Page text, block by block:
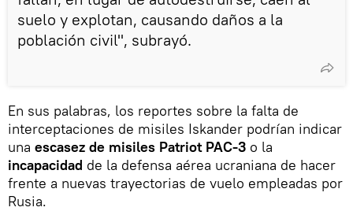
suelo y explotan, causando daños a la
población civil", subrayó.
En sus palabras, los reportes sobre la falta de
interceptaciones de misiles Iskander podrían indicar
una escasez de misiles Patriot PAC-3 o la
incapacidad de la defensa aérea ucraniana de hacer
frente a nuevas trayectorias de vuelo empleadas por
Rusia.